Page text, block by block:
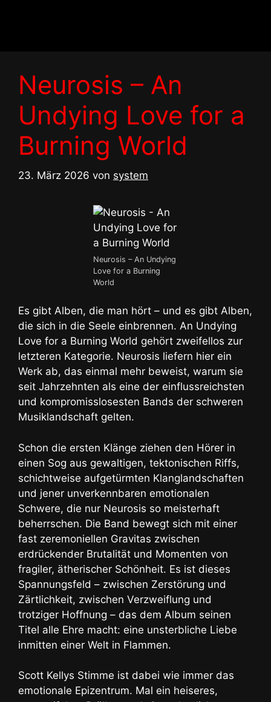
Neurosis – An
Undying Love for a
Burning World
23. März 2026 von system
Neurosis – An Undying
Love for a Burning
World
Es gibt Alben, die man hört – und es gibt Alben,
die sich in die Seele einbrennen. An Undying
Love for a Burning World gehört zweifellos zur
letzteren Kategorie. Neurosis liefern hier ein
Werk ab, das einmal mehr beweist, warum sie
seit Jahrzehnten als eine der einflussreichsten
und kompromisslosesten Bands der schweren
Musiklandschaft gelten.
Schon die ersten Klänge ziehen den Hörer in
einen Sog aus gewaltigen, tektonischen Riffs,
schichtweise aufgetürmten Klanglandschaften
und jener unverkennbaren emotionalen
Schwere, die nur Neurosis so meisterhaft
beherrschen. Die Band bewegt sich mit einer
fast zeremoniellen Gravitas zwischen
erdrückender Brutalität und Momenten von
fragiler, ätherischer Schönheit. Es ist dieses
Spannungsfeld – zwischen Zerstörung und
Zärtlichkeit, zwischen Verzweiflung und
trotziger Hoffnung – das dem Album seinen
Titel alle Ehre macht: eine unsterbliche Liebe
inmitten einer Welt in Flammen.
Scott Kellys Stimme ist dabei wie immer das
emotionale Epizentrum. Mal ein heiseres,